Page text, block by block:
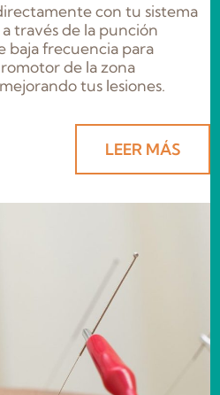
con tu sistema
través de la punción
baja frecuencia para
de la zona
tus lesiones.
LEER MÁS